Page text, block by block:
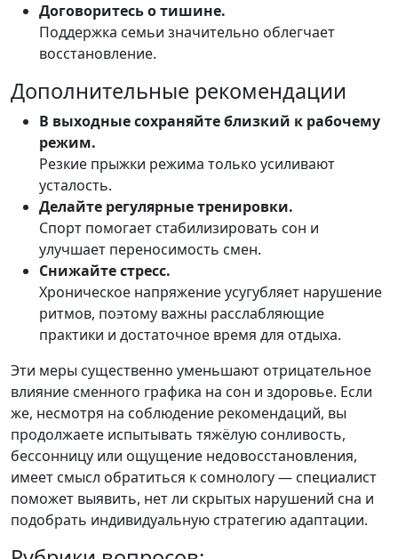
Договоритесь о тишине.
Поддержка семьи значительно облегчает
восстановление.
Дополнительные рекомендации
В выходные сохраняйте близкий к рабочему
режим.
Резкие прыжки режима только усиливают
усталость.
Делайте регулярные тренировки.
Спорт помогает стабилизировать сон и
улучшает переносимость смен.
Снижайте стресс.
Хроническое напряжение усугубляет нарушение
ритмов, поэтому важны расслабляющие
практики и достаточное время для отдыха.
Эти меры существенно уменьшают отрицательное
влияние сменного графика на сон и здоровье. Если
же, несмотря на соблюдение рекомендаций, вы
продолжаете испытывать тяжёлую сонливость,
бессонницу или ощущение недовосстановления,
имеет смысл обратиться к сомнологу — специалист
поможет выявить, нет ли скрытых нарушений сна и
подобрать индивидуальную стратегию адаптации.